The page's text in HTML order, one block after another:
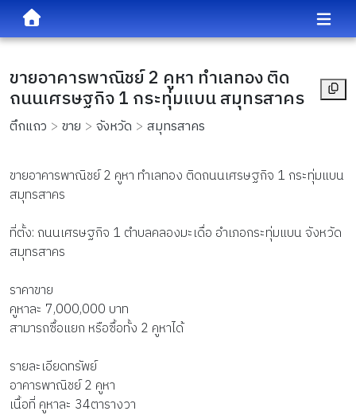
ขายอาคารพาณิชย์ 2 คูหา ทำเลทอง ติด
ถนนเศรษฐกิจ 1 กระทุ่มแบน สมุทรสาคร
ตึกแถว ขาย จังหวัด สมุทรสาคร
ขายอาคารพาณิชย์ 2 คูหา ทำเลทอง ติดถนนเศรษฐกิจ 1 กระทุ่มแบน
สมุทรสาคร
ที่ตั้ง: ถนนเศรษฐกิจ 1 ตำบลคลองมะเดื่อ อำเภอกระทุ่มแบน จังหวัด
สมุทรสาคร
ราคาขาย
คูหาละ 7,000,000 บาท
สามารถซื้อแยก หรือซื้อทั้ง 2 คูหาได้
รายละเอียดทรัพย์
อาคารพาณิชย์ 2 คูหา
เนื้อที่ คูหาละ 34ตารางวา